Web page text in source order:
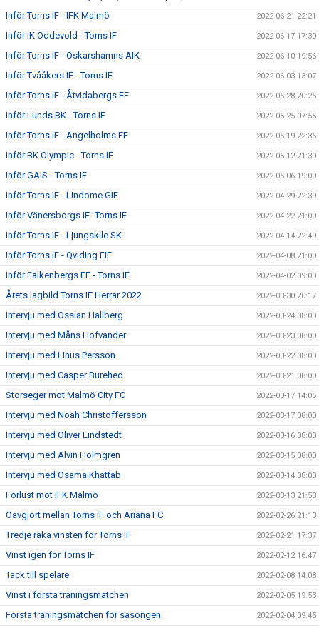
Inför Torns IF - IFK Malmö 2022-06-21 22:21
Inför IK Oddevold - Torns IF 2022-06-17 17:30
Inför Torns IF - Oskarshamns AIK 2022-06-10 19:56
Inför Tvååkers IF - Torns IF 2022-06-03 13:07
Inför Torns IF - Åtvidabergs FF 2022-05-28 20:25
Inför Lunds BK - Torns IF 2022-05-25 07:55
Inför Torns IF - Ängelholms FF 2022-05-19 22:36
Inför BK Olympic - Torns IF 2022-05-12 21:30
Inför GAIS - Torns IF 2022-05-06 19:00
Inför Torns IF - Lindome GIF 2022-04-29 22:39
Inför Vänersborgs IF -Torns IF 2022-04-22 21:00
Inför Torns IF - Ljungskile SK 2022-04-14 22:49
Inför Torns IF - Qviding FIF 2022-04-08 21:00
Inför Falkenbergs FF - Torns IF 2022-04-02 09:00
Årets lagbild Torns IF Herrar 2022 2022-03-30 20:17
Intervju med Ossian Hallberg 2022-03-24 08:00
Intervju med Måns Hofvander 2022-03-23 08:00
Intervju med Linus Persson 2022-03-22 08:00
Intervju med Casper Burehed 2022-03-21 08:00
Storseger mot Malmö City FC 2022-03-17 14:05
Intervju med Noah Christoffersson 2022-03-17 08:00
Intervju med Oliver Lindstedt 2022-03-16 08:00
Intervju med Alvin Holmgren 2022-03-15 08:00
Intervju med Osama Khattab 2022-03-14 08:00
Förlust mot IFK Malmö 2022-03-13 21:53
Oavgjort mellan Torns IF och Ariana FC 2022-02-26 21:13
Tredje raka vinsten för Torns IF 2022-02-21 17:37
Vinst igen för Torns IF 2022-02-12 16:47
Tack till spelare 2022-02-08 14:08
Vinst i första träningsmatchen 2022-02-05 19:53
Första träningsmatchen för säsongen 2022-02-04 09:45